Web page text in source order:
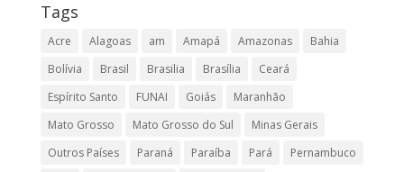
Tags
Acre Alagoas am Amapá Amazonas
Bahia
Bolívia
Brasil Brasilia Brasília
Ceará
Espírito Santo
FUNAI Goiás
Maranhão
Mato Grosso
Mato Grosso do Sul
Minas Gerais
Outros Países
Paraná Paraíba Pará
Pernambuco